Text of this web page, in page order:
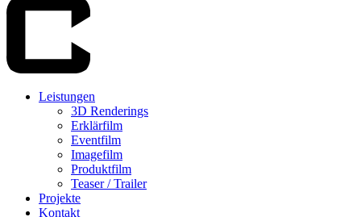
Leistungen
3D Renderings
Erklärfilm
Eventfilm
Imagefilm
Produktfilm
Teaser / Trailer
Projekte
Kontakt